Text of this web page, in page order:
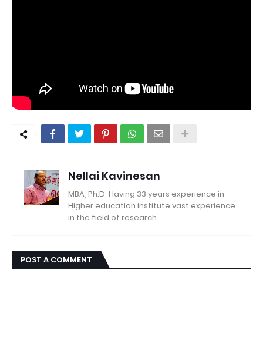
Nellai Kavinesan
MBA, Ph.D, Having 33 years experience in
Higher education institute vast experience
in the field of research
POST A COMMENT